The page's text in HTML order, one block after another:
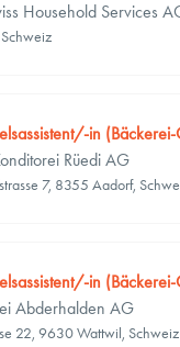
Household Services
in
Rüedi AG
7, 8355 Aadorf,
in
Abderhalden AG
22, 9630 Wattwil, Schweiz